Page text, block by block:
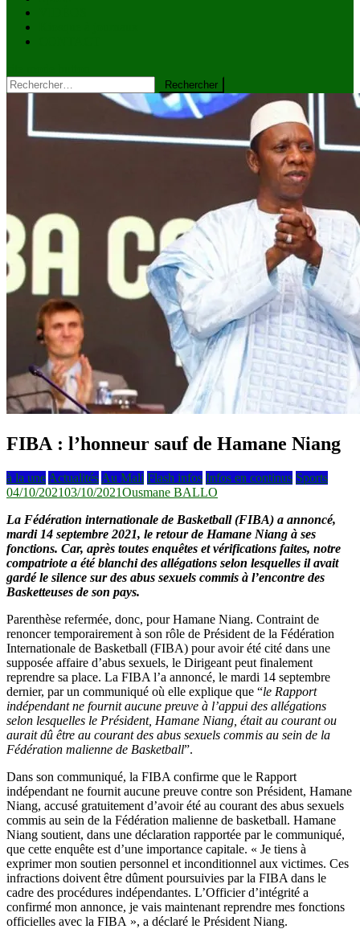
Rechercher :
FIBA : l’honneur sauf de Hamane Niang
à la une Actualités Au Mali Flash infos Infos en continus Sports
04/10/202103/10/2021Ousmane BALLO
La Fédération internationale de Basketball (FIBA) a annoncé,
mardi 14 septembre 2021, le retour de Hamane Niang à ses
fonctions. Car, après toutes enquêtes et vérifications faites, notre
compatriote a été blanchi des allégations selon lesquelles il avait
gardé le silence sur des abus sexuels commis à l’encontre des
Basketteuses de son pays.
Parenthèse refermée, donc, pour Hamane Niang. Contraint de
renoncer temporairement à son rôle de Président de la Fédération
Internationale de Basketball (FIBA) pour avoir été cité dans une
supposée affaire d’abus sexuels, le Dirigeant peut finalement
reprendre sa place. La FIBA l’a annoncé, le mardi 14 septembre
dernier, par un communiqué où elle explique que “le Rapport
indépendant ne fournit aucune preuve à l’appui des allégations
selon lesquelles le Président, Hamane Niang, était au courant ou
aurait dû être au courant des abus sexuels commis au sein de la
Fédération malienne de Basketball”.
Dans son communiqué, la FIBA confirme que le Rapport
indépendant ne fournit aucune preuve contre son Président, Hamane
Niang, accusé gratuitement d’avoir été au courant des abus sexuels
commis au sein de la Fédération malienne de basketball. Hamane
Niang soutient, dans une déclaration rapportée par le communiqué,
que cette enquête est d’une importance capitale. « Je tiens à
exprimer mon soutien personnel et inconditionnel aux victimes. Ces
infractions doivent être dûment poursuivies par la FIBA dans le
cadre des procédures indépendantes. L’Officier d’intégrité a
confirmé mon annonce, je vais maintenant reprendre mes fonctions
officielles avec la FIBA », a déclaré le Président Niang.